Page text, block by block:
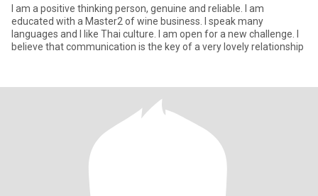
I am a positive thinking person, genuine and reliable. I am
educated with a Master2 of wine business. I speak many
languages and I like Thai culture. I am open for a new challenge. I
believe that communication is the key of a very lovely relationship